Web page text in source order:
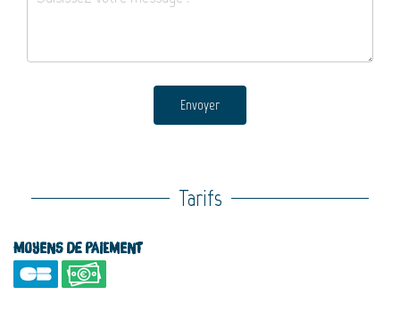
Envoyer
Tarifs
Moyens de paiement